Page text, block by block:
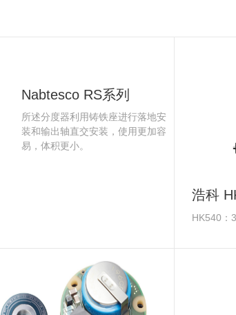
Nabtesco RS系列
所述分度器利用铸铁座进行落地安
装和输出轴直交安装，使用更加容
易，体积更小。
浩科